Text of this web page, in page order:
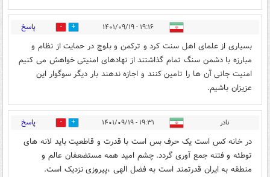
۱۹:۱۶ - ۱۴۰۱/۰۹/۱۹ 7 پاسخ
بسیاری از علمای اهل سنت کرد و ترکمن و بلوچ در حمایت از نظام و
مبارزه با دشمن سنگ تمام گذاشتند از نهادهای امنیتی خواهش می کنیم
امنیت جانی آن ها را تامین کنند و اجازه ندهند بار دیگر سوگوار این
عزیزان باشیم.
نادر ۱۹:۳۱ - ۱۴۰۱/۰۹/۱۹ 2 پاسخ
در خانه کس است یک حرف بس است با قدرت و قاطعیت باید لانه های
توطئه و فتنه جمع آوری گردد. چشم امید همه مستضعفان عالم و
منطقه به ایران قدرتمند است به فضل الهی ،پیروزی نزدیک است.